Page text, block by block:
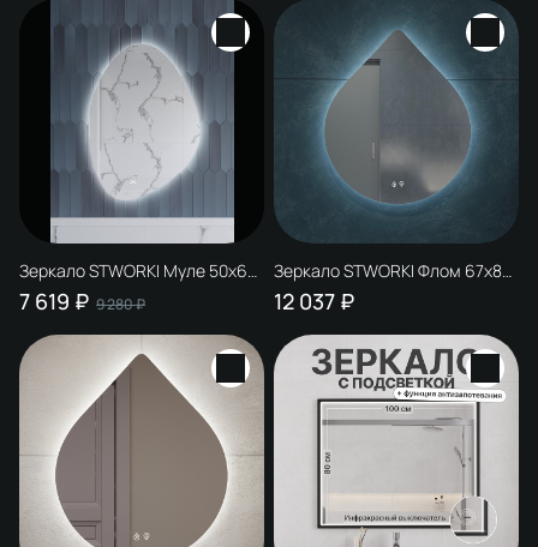
влагозащитное, сенсорное
Зеркало STWORKI Муле 50x60
c подсветкой, с подогревом, с
регулировкой яркости,
влагозащитное, сенсорное
7 619 ₽ 9 280 ₽
Зеркало STWORKI Флом 67x80
см, c подсветкой в ванную, с
подогревом, с регулировкой
яркости подсветки,
влагозащитное, сенсорное
12 037 ₽